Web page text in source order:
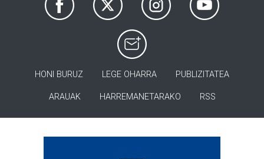
HONI BURUZ LEGE OHARRA PUBLIZITATEA
ARAUAK HARREMANETARAKO RSS